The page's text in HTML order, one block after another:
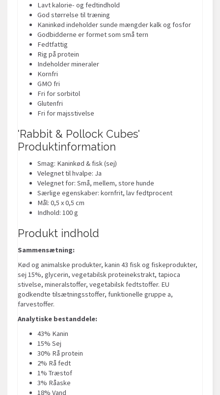
Lavt kalorie- og fedtindhold
God størrelse til træning
Kaninkød indeholder sunde mængder kalk og fosfor
Godbidderne er formet som små tern
Fedtfattig
Rig på protein
Indeholder mineraler
Kornfri
GMO fri
Fri for sorbitol
Glutenfri
Fri for majsstivelse
'Rabbit & Pollock Cubes'
Produktinformation
Smag: Kaninkød & fisk (sej)
Velegnet til hvalpe: Ja
Velegnet for: Små, mellem, store hunde
Særlige egenskaber: kornfrit, lav fedtprocent
Mål: 0,5 x 0,5 cm
Indhold: 100 g
Produkt indhold
Sammensætning:
Kød og animalske produkter, kanin 43 fisk og fiskeprodukter,
sej 15%, glycerin, vegetabilsk proteinekstrakt, tapioca
stivelse, mineralstoffer, vegetabilsk fedtstoffer. EU
godkendte tilsætningsstoffer, funktionelle gruppe a,
farvestoffer.
Analytiske bestanddele:
43% Kanin
15% Sej
30% Rå protein
2% Rå fedt
1% Træstof
3% Råaske
18% Vand